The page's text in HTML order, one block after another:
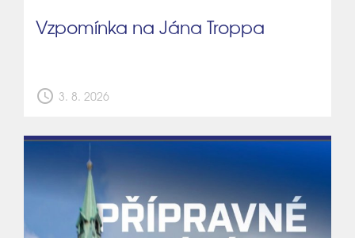
Vzpomínka na Jána Troppa
schedule 3. 8. 2026